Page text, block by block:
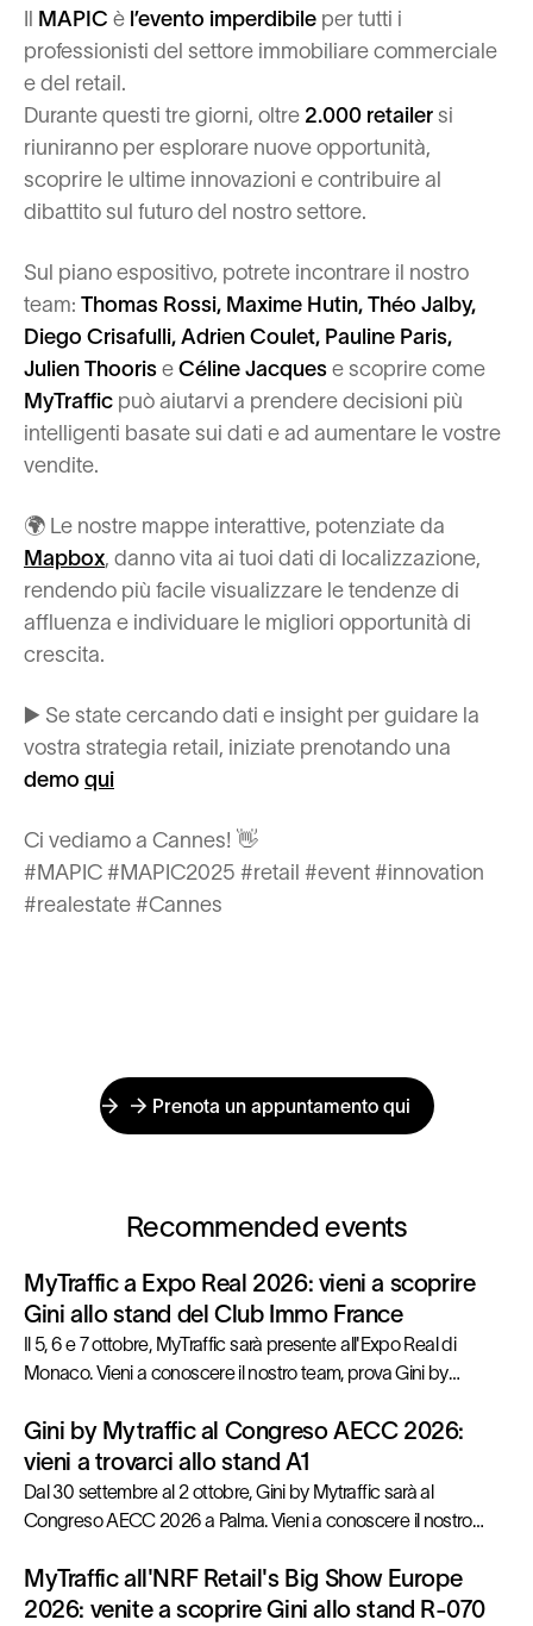
MAPIC è l’evento imperdibile per tutti i
professionisti del settore immobiliare commerciale
e del retail.
Durante questi tre giorni, oltre 2.000 retailer si
riuniranno per esplorare nuove opportunità,
scoprire le ultime innovazioni e contribuire al
dibattito sul futuro del nostro settore.
Sul piano espositivo, potrete incontrare il nostro
team: Thomas Rossi, Maxime Hutin, Théo Jalby,
Diego Crisafulli, Adrien Coulet, Pauline Paris,
Julien Thooris e Céline Jacques e scoprire come
MyTraffic può aiutarvi a prendere decisioni più
intelligenti basate sui dati e ad aumentare le vostre
vendite.
🌍 Le nostre mappe interattive, potenziate da
Mapbox, danno vita ai tuoi dati di localizzazione,
rendendo più facile visualizzare le tendenze di
affluenza e individuare le migliori opportunità di
crescita.
▶️ Se state cercando dati e insight per guidare la
vostra strategia retail, iniziate prenotando una
demo qui
Ci vediamo a Cannes! 👋
#MAPIC #MAPIC2025 #retail #event #innovation
#realestate #Cannes
Prenota un appuntamento qui
Recommended events
MyTraffic a Expo Real 2026: vieni a scoprire
Gini allo stand del Club Immo France
Il 5, 6 e 7 ottobre, MyTraffic sarà presente all'Expo Real di
Monaco. Vieni a conoscere il nostro team, prova Gini by
prossime decisioni immobiliari.
Gini by Mytraffic al Congreso AECC 2026:
vieni a trovarci allo stand A1
Dal 30 settembre al 2 ottobre, Gini by Mytraffic sarà al
Congreso AECC 2026 a Palma. Vieni a conoscere il nostro
prossime decisioni strategiche sulle location.
MyTraffic all'NRF Retail's Big Show Europe
2026: venite a scoprire Gini allo stand R-070